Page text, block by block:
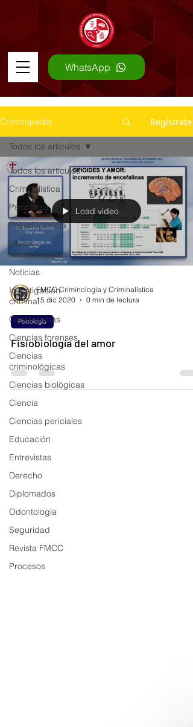
WhatsApp
Criminopedia Regístrate
Todos los artículos
Criminalística
Psicología
Pseudociencia
Libros
recomendados
Noticias
Investigación
criminal
Conferencias
Ciencias forenses
Ciencias
criminológicas
Ciencias biológicas
Ciencia
Ciencias periciales
Educación
Entrevistas
Derecho
Diplomados
Odontología
Seguridad
Revista FMCC
Procesos
Todos los artículos
Load video
FMCC Criminología y Criminalística
15 dic 2020
0 min de lectura
Psicología
Fisiobiología del amor